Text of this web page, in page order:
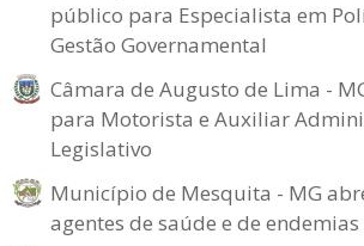
público para Especialista em
Gestão Governamental
Câmara de Augusto de Lima -
para Motorista e Auxiliar
Legislativo
Município de Mesquita - MG
agentes de saúde e de endemias